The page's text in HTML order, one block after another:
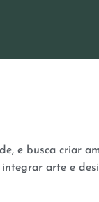
e busca criar
arte e